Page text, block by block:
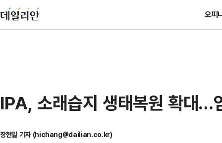
오피
IPA, 소래습지 생태복원 확대
장현일 기자 (hichang@dailian.co.kr)